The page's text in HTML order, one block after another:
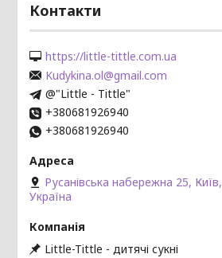
Контакти
https://little-tittle.com.ua
Kudykina.ol@gmail.com
@"Little - Tittle"
+380681926940
+380681926940
Русанівська набережна 25, Київ,
Україна
Little-Tittle - дитячі сукні